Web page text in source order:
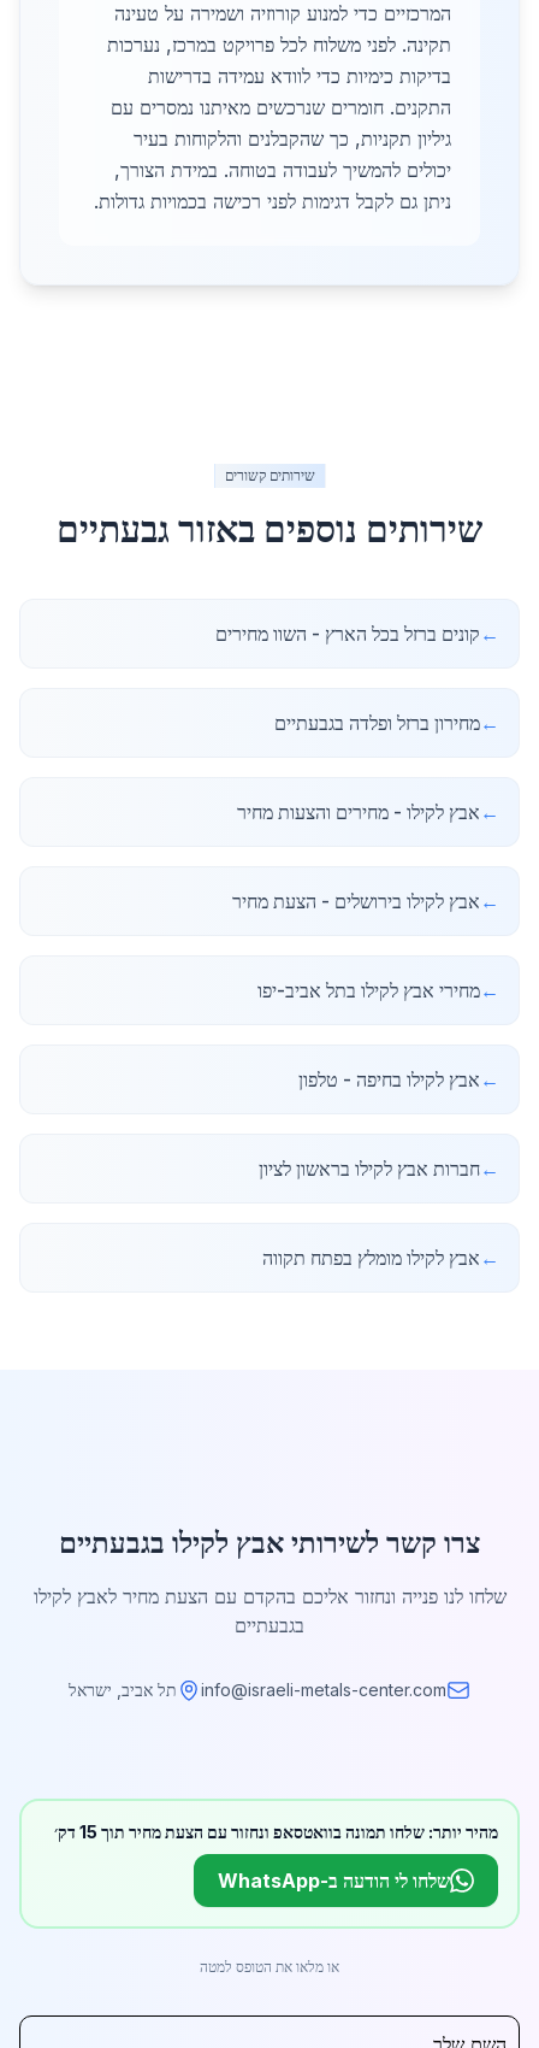
המרכזיים כדי למנוע קורוזיה ושמירה על טעינה
תקינה. לפני משלוח לכל פרויקט במרכז, נערכות
בדיקות כימיות כדי לוודא עמידה בדרישות
התקנים. חומרים שנרכשים מאיתנו נמסרים עם
גיליון תקניות, כך שהקבלנים והלקוחות בעיר
יכולים להמשיך לעבודה בטוחה. במידת הצורך,
ניתן גם לקבל דגימות לפני רכישה בכמויות גדולות.
שירותים קשורים
שירותים נוספים באזור גבעתיים
← קונים ברזל בכל הארץ - השוו מחירים
←מחירון ברזל ופלדה בגבעתיים
← אבץ לקילו - מחירים והצעות מחיר
← אבץ לקילו בירושלים - הצעת מחיר
←מחירי אבץ לקילו בתל אביב-יפו
← אבץ לקילו בחיפה - טלפון
←חברות אבץ לקילו בראשון לציון
← אבץ לקילו מומלץ בפתח תקווה
צרו קשר לשירותי אבץ לקילו בגבעתיים
שלחו לנו פנייה ונחזור אליכם בהקדם עם הצעת מחיר לאבץ לקילו
בגבעתיים
info@israeli-metals-center.com תל אביב, ישראל
מהיר יותר: שלחו תמונה בוואטסאפ ונחזור עם הצעת מחיר תוך 15 דק׳
שלחו לי הודעה ב-WhatsApp
או מלאו את הטופס למטה